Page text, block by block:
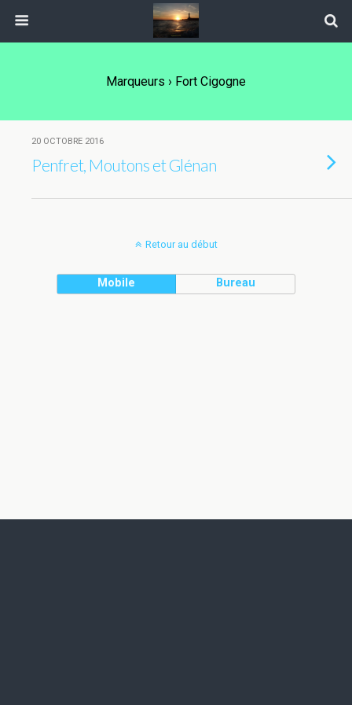
Marqueurs › Fort Cigogne
20 OCTOBRE 2016
Penfret, Moutons et Glénan
Retour au début
Mobile Bureau